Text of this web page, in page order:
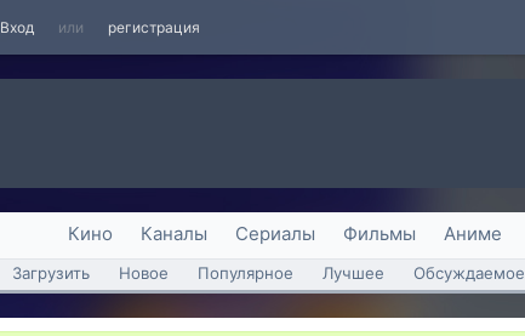
Вход или регистрация
Кино Каналы Сериалы Фильмы Аниме
Загрузить Новое Популярное Лучшее Обсуждаемое